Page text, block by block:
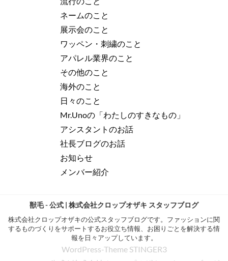
ネームのこと
展示会のこと
ワッペン・刺繍のこと
アパレル業界のこと
その他のこと
海外のこと
日々のこと
Mr.Unoの「わたしのすきなもの」
アシスタントのお話
社長ブログのお話
お知らせ
メンバー紹介
獣毛 - 公式 | 株式会社クロップオザキ スタッフブログ
株式会社クロップオザキの公式スタッフブログです。ファッションに関
するものづくりをサポートするお役立ち情報、お困りごとを解決する情
報を日々アップしています。
WordPress-Theme STINGER3